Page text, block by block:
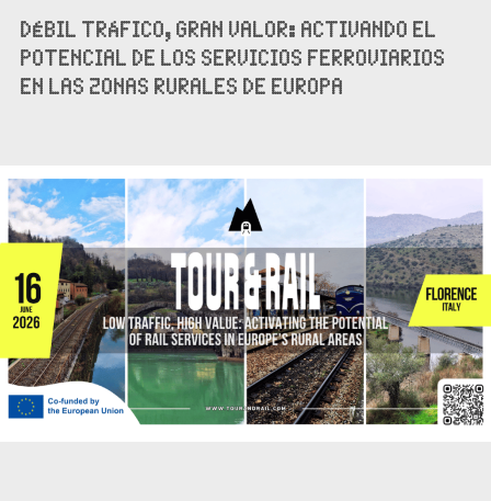
DÉBIL TRÁFICO, GRAN VALOR: ACTIVANDO EL
POTENCIAL DE LOS SERVICIOS FERROVIARIOS
EN LAS ZONAS RURALES DE EUROPA